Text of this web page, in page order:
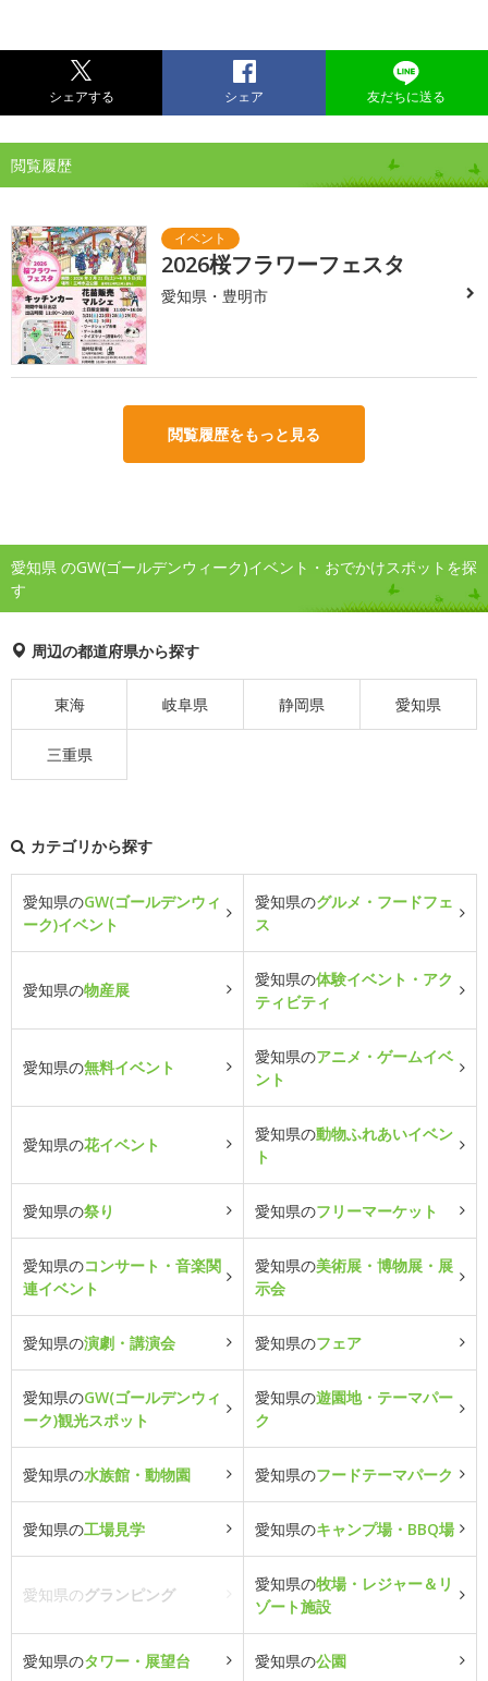
シェアする シェア 友だちに送る
閲覧履歴
2026桜フラワーフェスタ
愛知県・豊明市
閲覧履歴をもっと見る
愛知県 のGW(ゴールデンウィーク)イベント・おでかけスポットを探
す
周辺の都道府県から探す
東海 岐阜県 静岡県 愛知県
三重県
カテゴリから探す
愛知県のGW(ゴールデンウィ
ーク)イベント
愛知県のグルメ・フードフェ
ス
愛知県の物産展
愛知県の体験イベント・アク
ティビティ
愛知県の無料イベント
愛知県のアニメ・ゲームイベ
ント
愛知県の花イベント
愛知県の動物ふれあいイベン
ト
愛知県の祭り 愛知県のフリーマーケット
愛知県のコンサート・音楽関
連イベント
愛知県の美術展・博物展・展
示会
愛知県の演劇・講演会 愛知県のフェア
愛知県のGW(ゴールデンウィ
ーク)観光スポット
愛知県の遊園地・テーマパー
ク
愛知県の水族館・動物園 愛知県のフードテーマパーク
愛知県の工場見学 愛知県のキャンプ場・BBQ場
愛知県のグランピング
愛知県の牧場・レジャー＆リ
ゾート施設
愛知県のタワー・展望台 愛知県の公園